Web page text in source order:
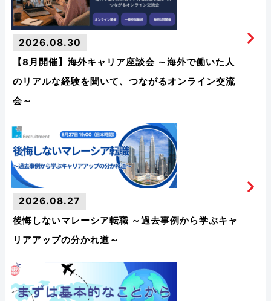
2026.08.30
【8月開催】海外キャリア座談会 ～海外で働いた人
のリアルな経験を聞いて、つながるオンライン交流
会～
2026.08.27
後悔しないマレーシア転職 ～過去事例から学ぶキャ
リアアップの分かれ道～